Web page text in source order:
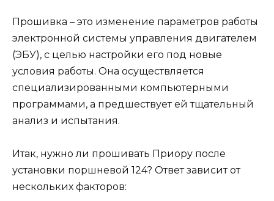
Прошивка – это изменение параметров работы
электронной системы управления двигателем
(ЭБУ), с целью настройки его под новые
условия работы. Она осуществляется
специализированными компьютерными
программами, а предшествует ей тщательный
анализ и испытания.
Итак, нужно ли прошивать Приору после
установки поршневой 124? Ответ зависит от
нескольких факторов: